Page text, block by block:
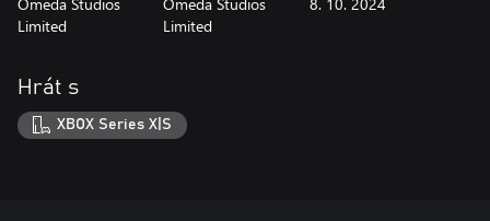
Limited
Limited
Hrát s
XBOX Series X|S